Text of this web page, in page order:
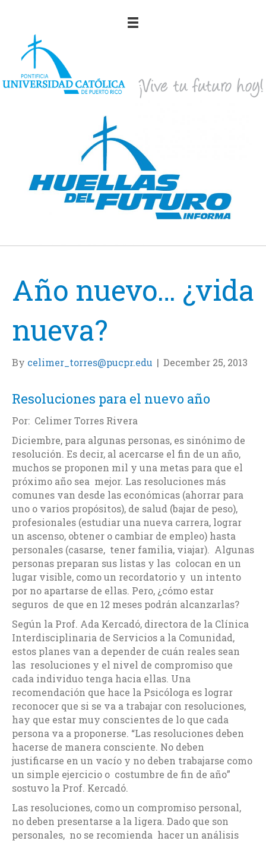
Año nuevo… ¿vida
nueva?
By celimer_torres@pucpr.edu | December 25, 2013
Resoluciones para el nuevo año
Por: Celimer Torres Rivera
Diciembre, para algunas personas, es sinónimo de
resolución. Es decir, al acercarse el fin de un año,
muchos se proponen mil y una metas para que el
próximo año sea mejor. Las resoluciones más
comunes van desde las económicas (ahorrar para
uno o varios propósitos), de salud (bajar de peso),
profesionales (estudiar una nueva carrera, lograr
un ascenso, obtener o cambiar de empleo) hasta
personales (casarse, tener familia, viajar). Algunas
personas preparan sus listas y las colocan en un
lugar visible, como un recordatorio y un intento
por no apartarse de ellas. Pero, ¿cómo estar
seguros de que en 12 meses podrán alcanzarlas?
Según la Prof. Ada Kercadó, directora de la Clínica
Interdisciplinaria de Servicios a la Comunidad,
estos planes van a depender de cuán reales sean
las resoluciones y el nivel de compromiso que
cada individuo tenga hacia ellas. Una
recomendación que hace la Psicóloga es lograr
reconocer que si se va a trabajar con resoluciones,
hay que estar muy conscientes de lo que cada
persona va a proponerse. “Las resoluciones deben
hacerse de manera consciente. No deben
justificarse en un vacío y no deben trabajarse como
un simple ejercicio o costumbre de fin de año”
sostuvo la Prof. Kercadó.
Las resoluciones, como un compromiso personal,
no deben presentarse a la ligera. Dado que son
personales, no se recomienda hacer un análisis